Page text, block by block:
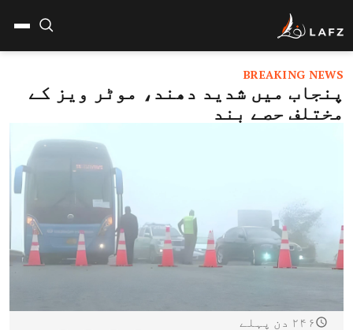
BREAKING NEWS
پنجاب میں شدید دھند، موٹر ویز کے
مختلف حصے بند
۲۴۶ دن پہلے